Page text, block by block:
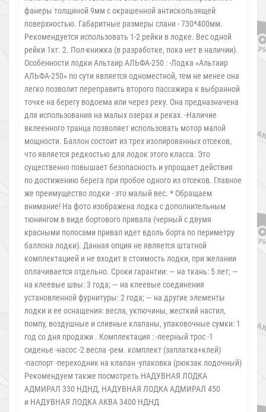
фанеры толщиной 9мм с окрашенной антискользящей
поверхностью. Габаритные размеры слани - 730*400мм.
Рекомендуется использовать 1-2 рейки в лодке. Вес одной
рейки 1кг. 2. Пол-книжка (в разработке, пока нет в наличии).
Особенности лодки Альтаир АЛЬФА-250 : -Лодка «Альтаир
АЛЬФА-250» по сути является одноместной, тем не менее она
легко позволит переправить второго пассажира к выбранной
точке на берегу водоема или через реку. Она предназначена
для использования на малых озерах и реках. -Наличие
вклеенного транца позволяет использовать мотор малой
мощности. Баллон состоит из трех изолированных отсеков,
что является редкостью для лодок этого класса. Это
существенно повышает безопасность и упрощает действия
по достижению берега при пробое одного из отсеков. Главное
же преимущество лодки - это малый вес. * Обращаем
внимание! На фото изображена лодка с дополнительным
тюнингом в виде бортового привала (черный с двумя
красными полосами привал идет вдоль борта по периметру
баллона лодки). Данная опция не является штатной
комплектацией и не входит в стоимость лодки, при желании
оплачивается отдельно. Сроки гарантии: — на ткань: 5 лет; —
на клеевые швы: 3 года; — на клеевые соединения
установленной фурнитуры: 2 года; — на другие элементы
лодки и ее оснащения: весла, уключины, жесткий настил,
помпу, воздушные и сливные клапаны, упаковочные сумки: 1
год со дня продажи . Комплектация : -леерный трос -1
сиденье -насос -2 весла -рем. комплект (заплатка+клей)
-паспорт -переходник на клапан -упаковка (рюкзак лодочный)
Рекомендуем также посмотреть НАДУВНАЯ ЛОДКА
АДМИРАЛ 330 НДНД, НАДУВНАЯ ЛОДКА АДМИРАЛ 450
и НАДУВНАЯ ЛОДКА АКВА 3400 НДНД